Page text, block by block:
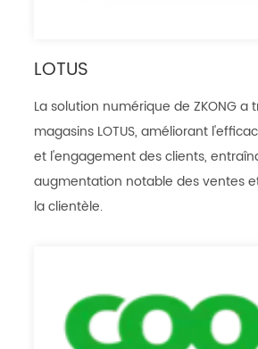
LOTUS
La solution numérique de ZKONG a
magasins LOTUS, améliorant
et l'engagement des clients,
augmentation notable des ventes
la clientèle.